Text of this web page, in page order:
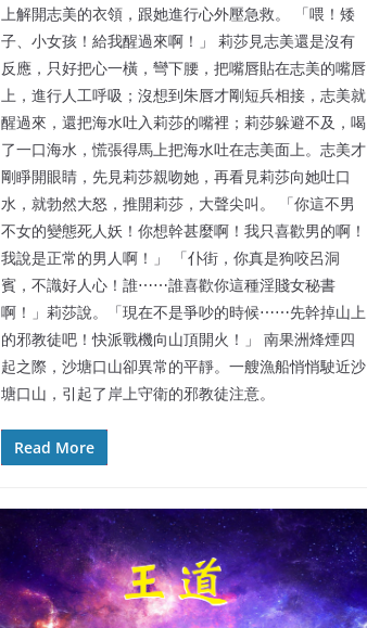
上解開志美的衣領，跟她進行心外壓急救。 「喂！矮
子、小女孩！給我醒過來啊！」 莉莎見志美還是沒有
反應，只好把心一橫，彎下腰，把嘴唇貼在志美的嘴唇
上，進行人工呼吸；沒想到朱唇才剛短兵相接，志美就
醒過來，還把海水吐入莉莎的嘴裡；莉莎躲避不及，喝
了一口海水，慌張得馬上把海水吐在志美面上。志美才
剛睜開眼睛，先見莉莎親吻她，再看見莉莎向她吐口
水，就勃然大怒，推開莉莎，大聲尖叫。 「你這不男
不女的變態死人妖！你想幹甚麼啊！我只喜歡男的啊！
我說是正常的男人啊！」 「仆街，你真是狗咬呂洞
賓，不識好人心！誰⋯⋯誰喜歡你這種淫賤女秘書
啊！」莉莎說。「現在不是爭吵的時候⋯⋯先幹掉山上
的邪教徒吧！快派戰機向山頂開火！」 南果洲烽煙四
起之際，沙塘口山卻異常的平靜。一艘漁船悄悄駛近沙
塘口山，引起了岸上守衛的邪教徒注意。
Read More